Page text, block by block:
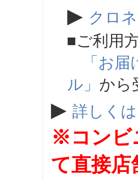
▶ クロ
■ご利用
「お
ル」 から
▶ 詳しく
※コンビ
て直接店